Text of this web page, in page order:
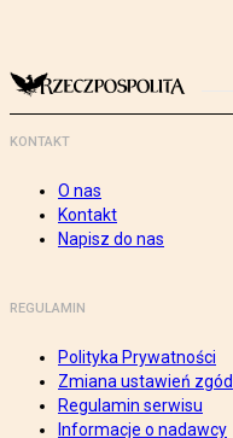
KONTAKT
O nas
Kontakt
Napisz do nas
REGULAMIN
Polityka Prywatności
Zmiana ustawień zgód
Regulamin serwisu
Informacje o nadawcy